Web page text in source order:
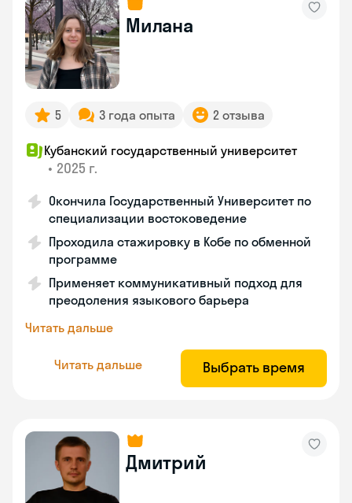
Милана
5 3 года опыта 2 отзыва
Кубанский государственный университет
• 2025 г.
Окончила Государственный Университет по
специализации востоковедение
Проходила стажировку в Кобе по обменной
программе
Применяет коммуникативный подход для
преодоления языкового барьера
Читать дальше
Читать дальше Выбрать время
Дмитрий